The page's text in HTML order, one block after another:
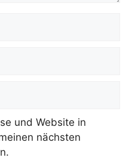
und Website in
nächsten